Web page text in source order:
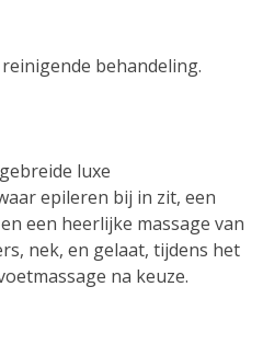
reinigende behandeling.
luxe
epileren bij in zit, een
een heerlijke massage van
nek, en gelaat, tijdens het
voetmassage na keuze.